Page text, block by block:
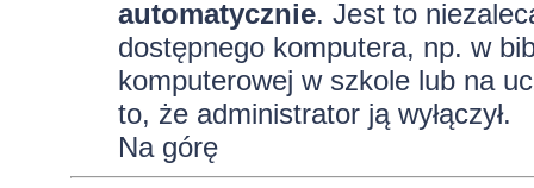
automatycznie. Jest to
dostępnego komputera, np. w
komputerowej w szkole lub na
to, że administrator ją wyłączył.
Na górę